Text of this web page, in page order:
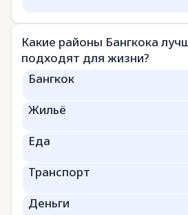
Какие районы Бангкока
подходят для жизни?
Бангкок
Жильё
Еда
Транспорт
Деньги